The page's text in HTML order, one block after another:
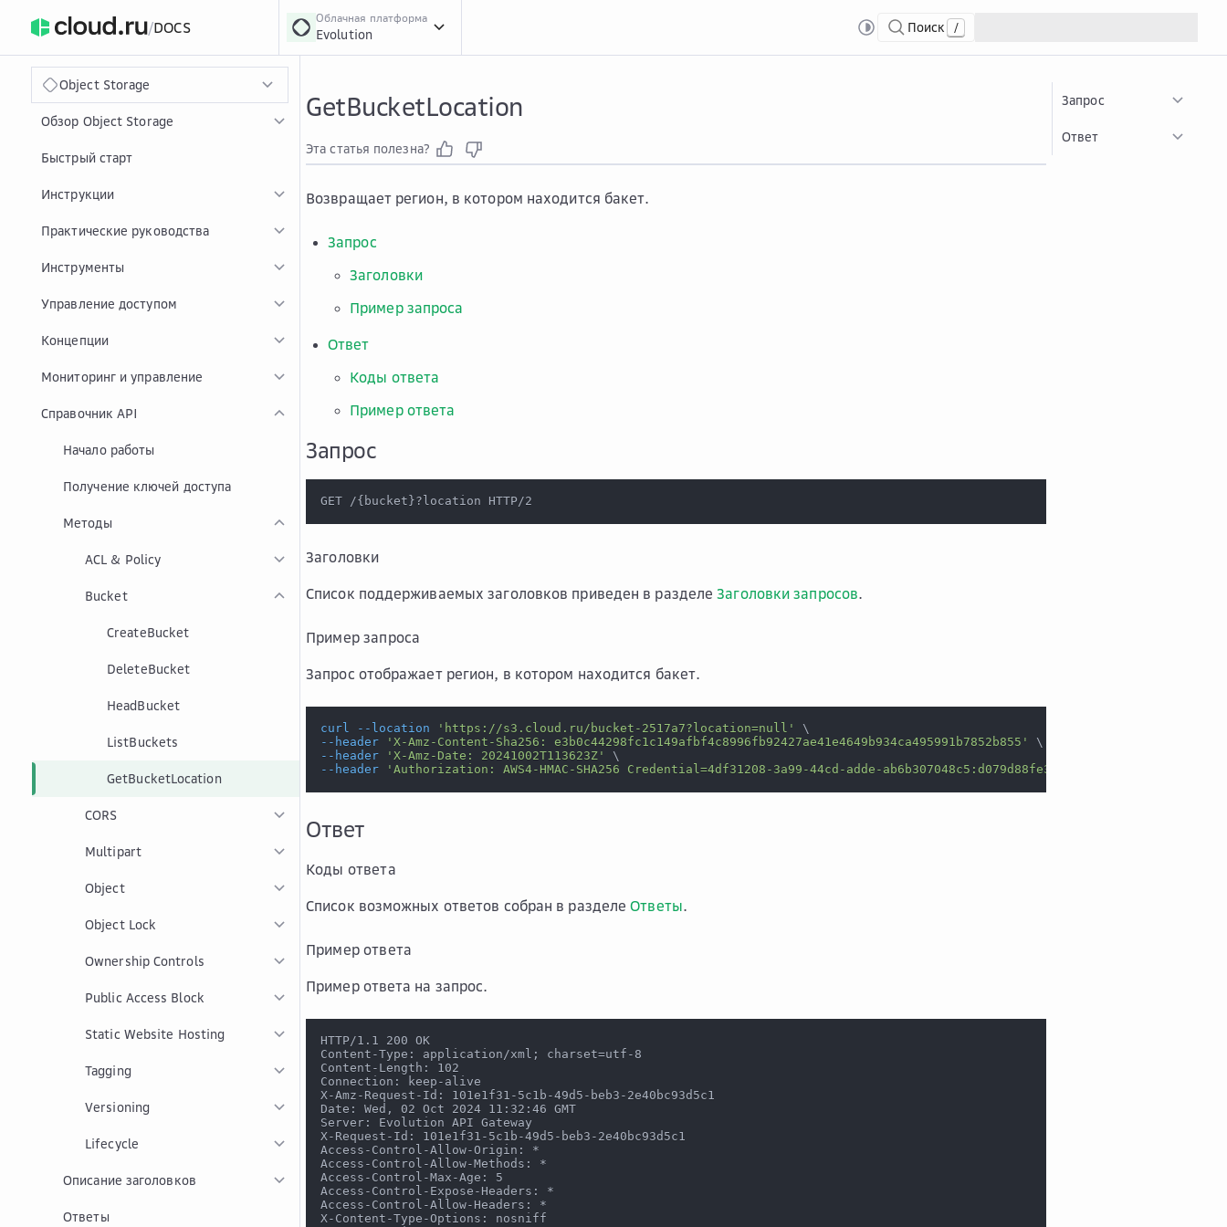
/DOCS
Облачная платформа
Evolution Поиск /
Object Storage
Обзор Object Storage
Быстрый старт
Инструкции
Практические руководства
Инструменты
Управление доступом
Концепции
Мониторинг и управление
Справочник API
Начало работы
Получение ключей доступа
Методы
ACL & Policy
Bucket
CreateBucket
DeleteBucket
HeadBucket
ListBuckets
GetBucketLocation
CORS
Multipart
Object
Object Lock
Ownership Controls
Public Access Block
Static Website Hosting
Tagging
Versioning
Lifecycle
Описание заголовков
Ответы
GetBucketLocation
Эта статья полезна?
Возвращает регион, в котором находится бакет.
Запрос
Заголовки
Пример запроса
Ответ
Коды ответа
Пример ответа
Запрос
GET /{ bucket }?location HTTP/2
Заголовки
Список поддерживаемых заголовков приведен в разделеЗаголовки запросов.
Пример запроса
Запрос отображает регион, в котором находится бакет.
curl --location 'https://s3.cloud.ru/bucket-2517a7?location=null'
\
--header
'X-Amz-Content-Sha256: e3b0c44298fc1c149afbf4c8996fb92427ae41e4649b934ca495991b7852b855'
\
--header
'X-Amz-Date: 20241002T113623Z'
\
--header
'Authorization: AWS4-HMAC-SHA256 Credential=4df31208-3a99-44cd-adde-
Ответ
Коды ответа
Список возможных ответов собран в разделеОтветы.
Пример ответа
Пример ответа на запрос.
HTTP/1.1 200 OK
Content-Type: application/xml; charset=utf-8
Content-Length: 102
Connection: keep-alive
X-Amz-Request-Id: 101e1f31-5c1b-49d5-beb3-2e40bc93d5c1
Date: Wed, 02 Oct 2024 11:32:46 GMT
Server: Evolution API Gateway
X-Request-Id: 101e1f31-5c1b-49d5-beb3-2e40bc93d5c1
Access-Control-Allow-Origin: *
Access-Control-Allow-Methods: *
Access-Control-Max-Age: 5
Access-Control-Expose-Headers: *
Access-Control-Allow-Headers: *
X-Content-Type-Options: nosniff
Запрос
Ответ